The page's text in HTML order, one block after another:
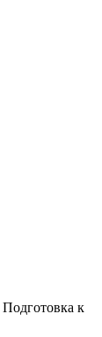
Подготовка к